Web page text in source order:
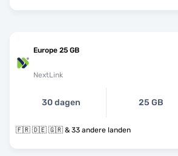
Europe 25 GB
NextLink
30 dagen 25 GB
🇫🇷 🇩🇪 🇬🇷 & 33 andere landen